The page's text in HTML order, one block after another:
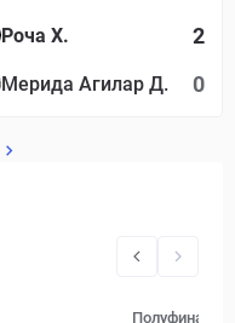
Роча Х. 2
Мерида Агилар Д. 0
Полуфинал